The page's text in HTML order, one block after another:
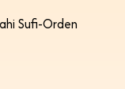
Sufi-Orden